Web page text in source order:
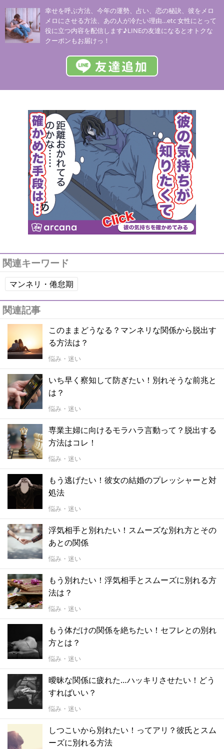
幸せを呼ぶ方法、今年の運勢、占い、恋の秘訣、彼をメロ
メロにさせる方法、あの人が冷たい理由…etc 女性にとって
役に立つ内容を配信します♪LINEの友達になるとオトクな
クーポンもお届けっ！
関連キーワード
マンネリ・倦怠期
関連記事
このままどうなる？マンネリな関係から脱出す
る方法は？
悩み・迷い
いち早く察知して防ぎたい！別れそうな前兆と
は？
悩み・迷い
専業主婦に向けるモラハラ言動って？脱出する
方法はコレ！
悩み・迷い
もう逃げたい！彼女の結婚のプレッシャーと対
処法
悩み・迷い
浮気相手と別れたい！スムーズな別れ方とその
あとの関係
悩み・迷い
もう別れたい！浮気相手とスムーズに別れる方
法は？
悩み・迷い
もう体だけの関係を絶ちたい！セフレとの別れ
方とは？
悩み・迷い
曖昧な関係に疲れた…ハッキリさせたい！どう
すればいい？
悩み・迷い
しつこいから別れたい！ってアリ？彼氏とスム
ーズに別れる方法